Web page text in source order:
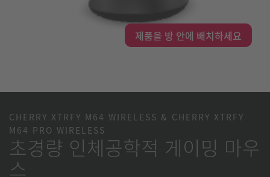
제품을 방 안에 배치하세요
CHERRY XTRFY M64 WIRELESS & CHERRY XTRFY
M64 PRO WIRELESS
초경량 인체공학적 게이밍 마우
스